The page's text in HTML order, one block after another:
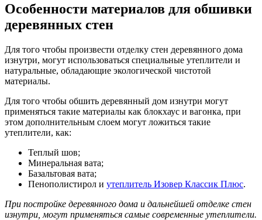
Особенности материалов для обшивки
деревянных стен
Для того чтобы произвести отделку стен деревянного дома
изнутри, могут использоваться специальные утеплители и
натуральные, обладающие экологической чистотой
материалы.
Для того чтобы обшить деревянный дом изнутри могут
применяться такие материалы как блокхаус и вагонка, при
этом дополнительным слоем могут ложиться такие
утеплители, как:
Теплый шов;
Минеральная вата;
Базальтовая вата;
Пенополистирол и утеплитель Изовер Классик Плюс.
При постройке деревянного дома и дальнейшей отделке стен
изнутри, могут применяться самые современные утеплители.